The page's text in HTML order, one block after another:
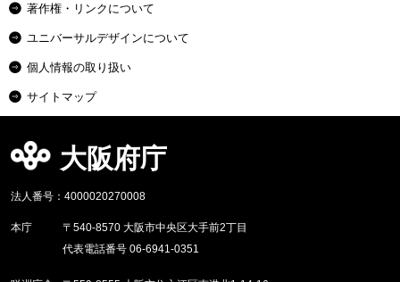
著作権・リンクについて
ユニバーサルデザインについて
個人情報の取り扱い
サイトマップ
大阪府庁
法人番号：4000020270008
本庁
〒540-8570 大阪市中央区大手前2丁目
代表電話番号 06-6941-0351